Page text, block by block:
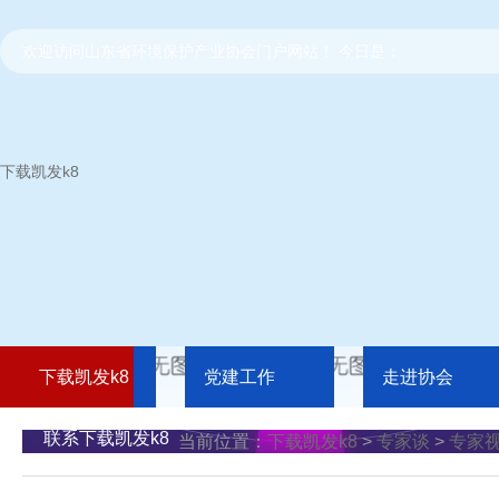
下载凯发k8
下载凯发k8 党建工作 走进协会
联系下载凯发k8 当前位置： 下载凯发k8>专家谈 > 专家